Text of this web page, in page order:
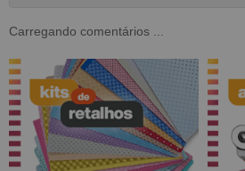
Carregando comentários ...